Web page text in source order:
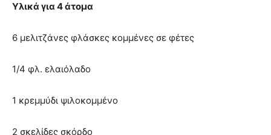
Υλικά για 4 άτομα
6 μελιτζάνες φλάσκες κοµµένες σε φέτες
1/4 φλ. ελαιόλαδο
1 κρεµµύδι ψιλοκοµµένο
2 σκελίδες σκόρδο